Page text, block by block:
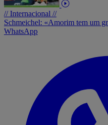
// Internacional //
Schmeichel: «Amorim tem um
WhatsApp